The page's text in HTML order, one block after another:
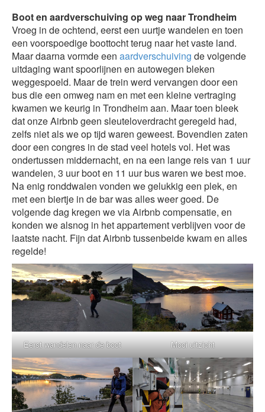
Boot en aardverschuiving op weg naar Trondheim
Vroeg in de ochtend, eerst een uurtje wandelen en toen
een voorspoedige boottocht terug naar het vaste land.
Maar daarna vormde een aardverschuiving de volgende
uitdaging want spoorlijnen en autowegen bleken
weggespoeld. Maar de trein werd vervangen door een
bus die een omweg nam en met een kleine vertraging
kwamen we keurig in Trondheim aan. Maar toen bleek
dat onze Airbnb geen sleuteloverdracht geregeld had,
zelfs niet als we op tijd waren geweest. Bovendien zaten
door een congres in de stad veel hotels vol. Het was
ondertussen middernacht, en na een lange reis van 1 uur
wandelen, 3 uur boot en 11 uur bus waren we best moe.
Na enig ronddwalen vonden we gelukkig een plek, en
met een biertje in de bar was alles weer goed. De
volgende dag kregen we via Airbnb compensatie, en
konden we alsnog in het appartement verblijven voor de
laatste nacht. Fijn dat Airbnb tussenbeide kwam en alles
regelde!
Eerst wandelen naar de boot Mooi uitzicht